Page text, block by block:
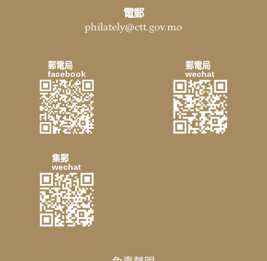
郵電局
facebook
郵電局
wechat
集郵
wechat
電郵
philately@ctt.gov.mo